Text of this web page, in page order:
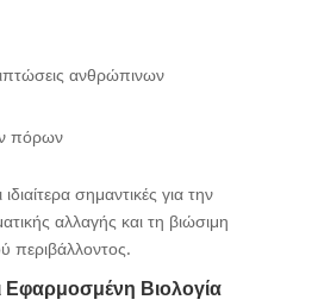
ανθρώπινων
πόρων
σημαντικές για την
αλλαγής και τη βιώσιμη
περιβάλλοντος.
Εφαρμοσμένη Βιολογία